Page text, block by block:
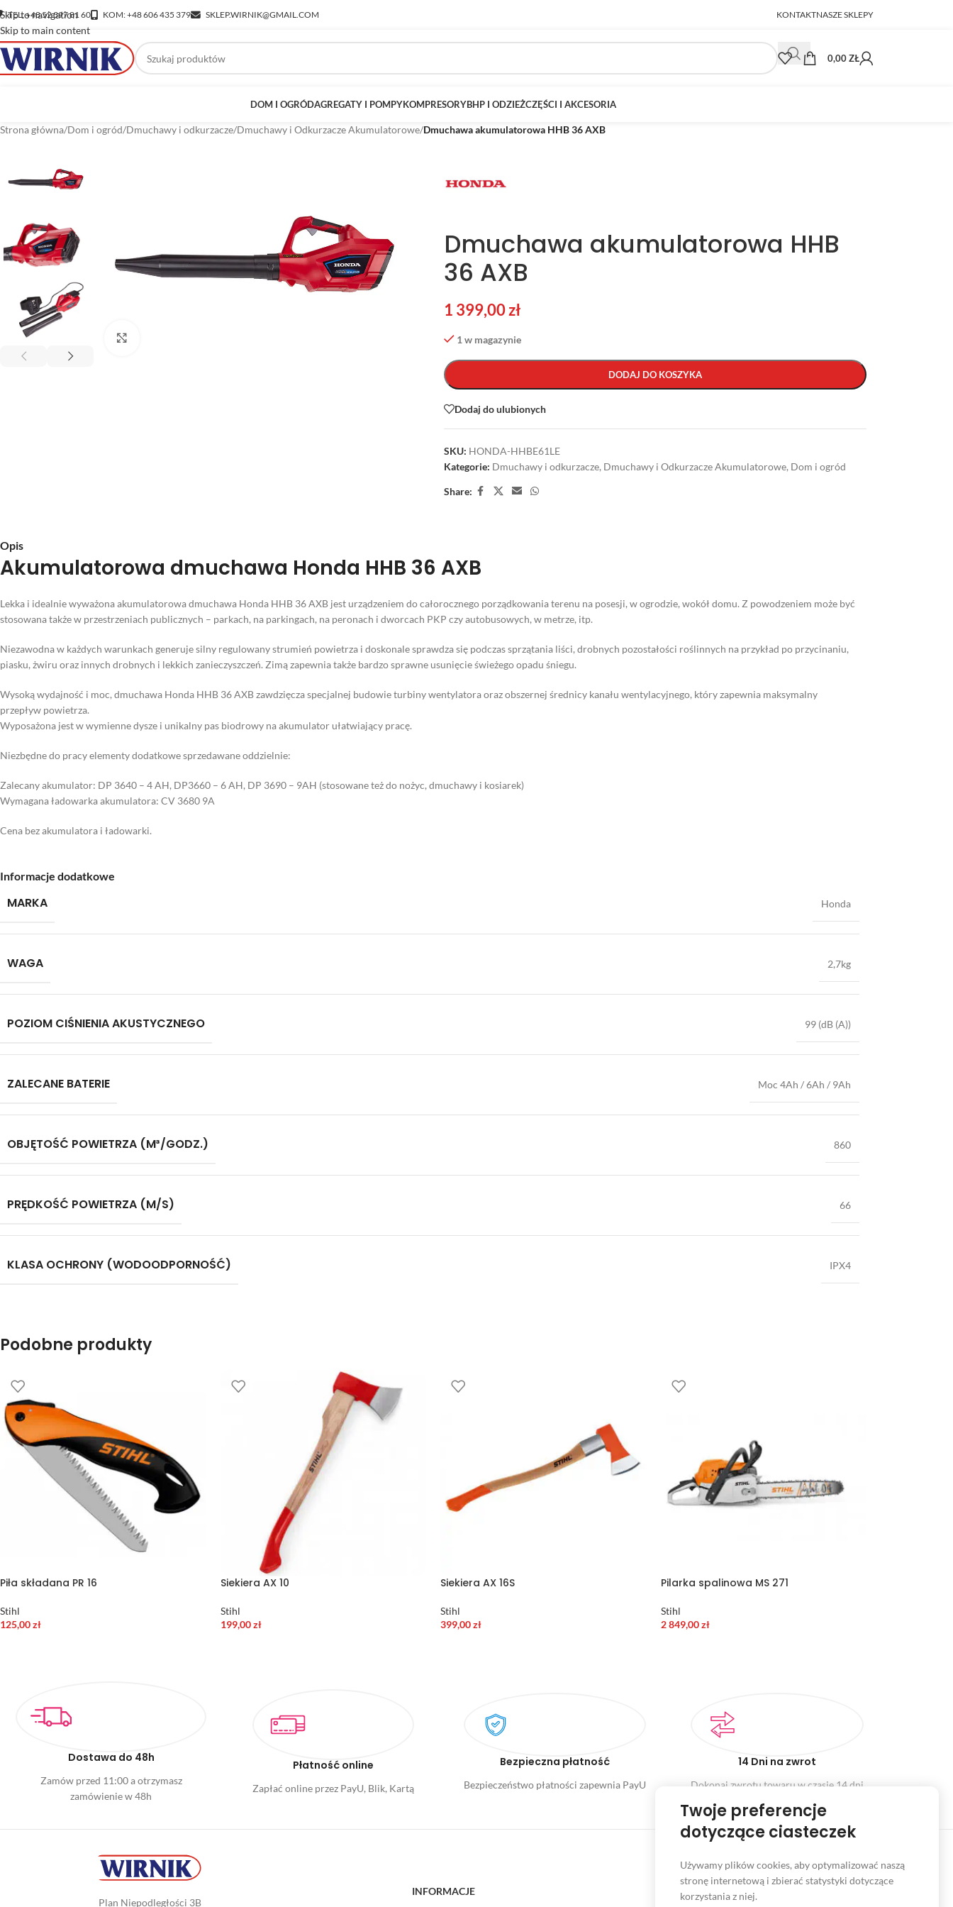
Skip to navigation
Skip to main content
TEL: +48 52 397 81 60 KOM: +48 606 435 379 SKLEP.WIRNIK@GMAIL.COM KONTAKTNASZE SKLEPY
0,00ZŁ
DOM I OGRÓDAGREGATY I POMPYKOMPRESORYBHP I ODZIEŻCZĘŚCI I AKCESORIA
Strona główna/Dom i ogród/Dmuchawy i odkurzacze/Dmuchawy i Odkurzacze Akumulatorowe/Dmuchawa akumulatorowa HHB 36 AXB
Dmuchawa akumulatorowa HHB
36 AXB
1 399,00zł
1 w magazynie
DODAJ DO KOSZYKA
Dodaj do ulubionych
SKU: HONDA-HHBE61LE
Kategorie: Dmuchawy i odkurzacze, Dmuchawy i Odkurzacze Akumulatorowe, Dom i ogród
Share:
Opis
Akumulatorowa dmuchawa Honda HHB 36 AXB
Lekka i idealnie wyważona akumulatorowa dmuchawa Honda HHB 36 AXB jest urządzeniem do całorocznego porządkowania terenu na posesji, w ogrodzie, wokół domu. Z powodzeniem może być
stosowana także w przestrzeniach publicznych – parkach, na parkingach, na peronach i dworcach PKP czy autobusowych, w metrze, itp.
Niezawodna w każdych warunkach generuje silny regulowany strumień powietrza i doskonale sprawdza się podczas sprzątania liści, drobnych pozostałości roślinnych na przykład po przycinaniu,
piasku, żwiru oraz innych drobnych i lekkich zanieczyszczeń. Zimą zapewnia także bardzo sprawne usunięcie świeżego opadu śniegu.
Wysoką wydajność i moc, dmuchawa Honda HHB 36 AXB zawdzięcza specjalnej budowie turbiny wentylatora oraz obszernej średnicy kanału wentylacyjnego, który zapewnia maksymalny
przepływ powietrza.
Wyposażona jest w wymienne dysze i unikalny pas biodrowy na akumulator ułatwiający pracę.
Niezbędne do pracy elementy dodatkowe sprzedawane oddzielnie:
Zalecany akumulator: DP 3640 – 4 AH, DP3660 – 6 AH, DP 3690 – 9AH (stosowane też do nożyc, dmuchawy i kosiarek)
Wymagana ładowarka akumulatora: CV 3680 9A
Cena bez akumulatora i ładowarki.
Informacje dodatkowe
MARKA Honda
WAGA 2,7kg
POZIOM CIŚNIENIA AKUSTYCZNEGO 99 (dB (A))
ZALECANE BATERIE Moc 4Ah / 6Ah / 9Ah
OBJĘTOŚĆ POWIETRZA (M³/GODZ.) 860
PRĘDKOŚĆ POWIETRZA (M/S) 66
KLASA OCHRONY (WODOODPORNOŚĆ) IPX4
Podobne produkty
Piła składana PR 16
Stihl
125,00zł
Siekiera AX 10
Stihl
199,00zł
Siekiera AX 16S
Stihl
399,00zł
Pilarka spalinowa MS 271
Stihl
2 849,00zł
Dostawa do 48h
Zamów przed 11:00 a otrzymasz
zamówienie w 48h
Płatność online
Zapłać online przez PayU, Blik, Kartą
Bezpieczna płatność
Bezpieczeństwo płatności zapewnia PayU
14 Dni na zwrot
Dokonaj zwrotu towaru w czasie 14 dni
Plan Niepodległości 3B
INFORMACJE INFORMACJE
Twoje preferencje
dotyczące ciasteczek
Używamy plików cookies, aby optymalizować naszą
stronę internetową i zbierać statystyki dotyczące
korzystania z niej.